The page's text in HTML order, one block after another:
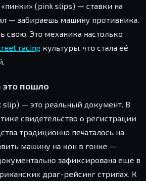
(pink slips) — ставки на
— забираешь машину противника.
свою. Это механика настолько
racing культуры, что стала её
это пошло
slip) — это реальный документ. В
свидетельство о регистрации
традиционно печаталось на
машину на кон в гонке —
зафиксирована ещё в
драг-рейсинг стрипах. К